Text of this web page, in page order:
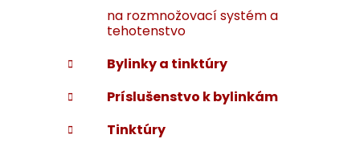
na rozmnožovací systém a
tehotenstvo
Bylinky a tinktúry
Príslušenstvo k bylinkám
Tinktúry